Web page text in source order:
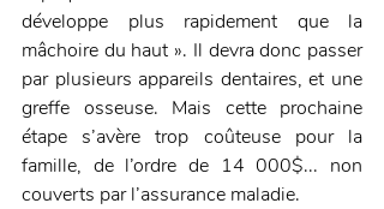
développe plus rapidement que la
mâchoire du haut ». Il devra donc passer
par plusieurs appareils dentaires, et une
greffe osseuse. Mais cette prochaine
étape s’avère trop coûteuse pour la
famille, de l’ordre de 14 000$... non
couverts par l’assurance maladie.